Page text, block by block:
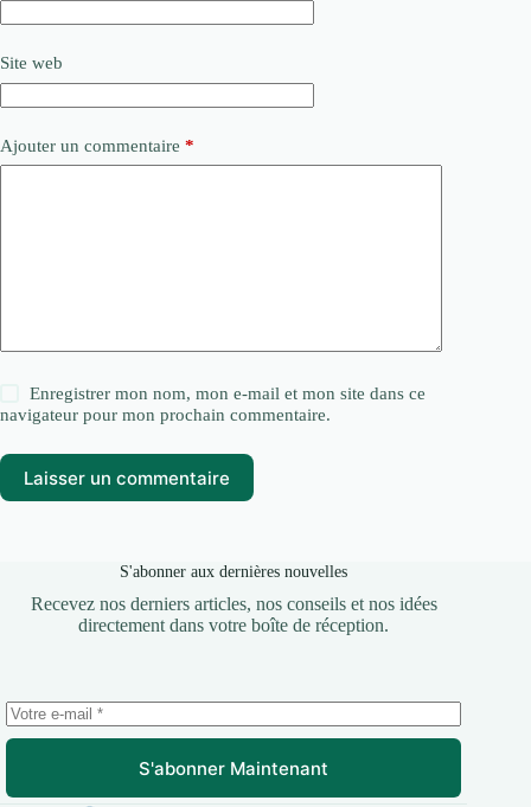
Site web
Ajouter un commentaire *
Enregistrer mon nom, mon e-mail et mon site dans ce
navigateur pour mon prochain commentaire.
Laisser un commentaire
S'abonner aux dernières nouvelles
Recevez nos derniers articles, nos conseils et nos idées
directement dans votre boîte de réception.
S'abonner Maintenant